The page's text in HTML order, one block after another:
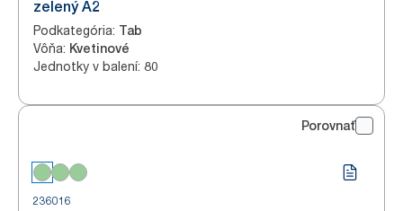
zelený A2
Podkategória: Tab
Vôňa: Kvetinové
Jednotky v balení: 80
Porovnať
236016